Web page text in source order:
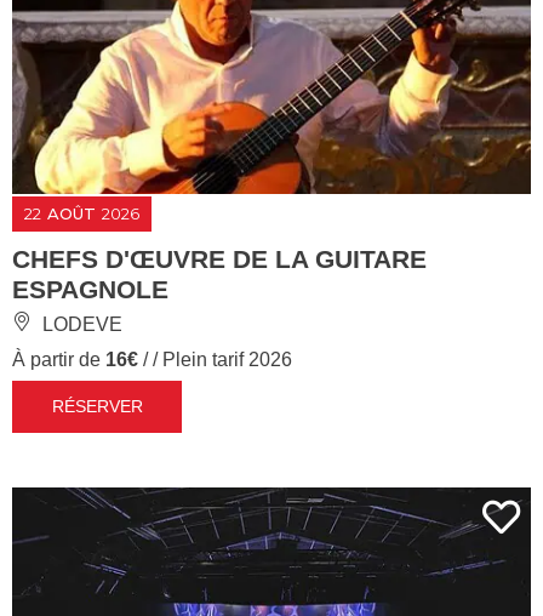
22 AOÛT 2026
CHEFS D'ŒUVRE DE LA GUITARE
ESPAGNOLE
LODEVE
À partir de 16€ / / Plein tarif 2026
RÉSERVER